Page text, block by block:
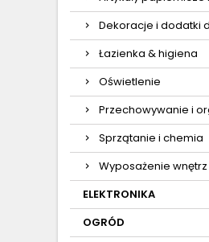
Dekoracje i dodatki
Łazienka & higiena
Oświetlenie
Przechowywanie i
Sprzątanie i chemia
Wyposażenie wnętrz
ELEKTRONIKA
OGRÓD